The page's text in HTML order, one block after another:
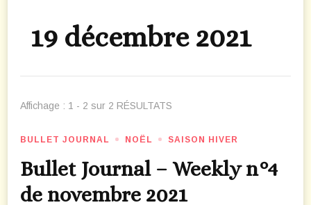
19 décembre 2021
Affichage : 1 - 2 sur 2 RÉSULTATS
BULLET JOURNAL NOËL SAISON HIVER
Bullet Journal – Weekly n°4
de novembre 2021